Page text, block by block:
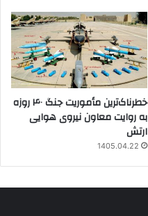
خطرناک‌ترین مأموریت جنگ ۴۰ روزه
به روایت معاون نیروی هوایی
ارتش
1405.04.22